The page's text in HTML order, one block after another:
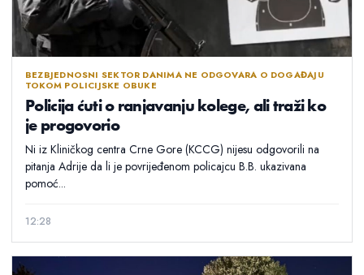
BEZBJEDNOSNI SEKTOR DANIMA NE ODGOVARA O DOGAĐAJU
TOKOM POLICIJSKE OBUKE
Policija ćuti o ranjavanju kolege, ali traži ko
je progovorio
Ni iz Kliničkog centra Crne Gore (KCCG) nijesu odgovorili na
pitanja Adrije da li je povrijeđenom policajcu B.B. ukazivana
pomoć...
12:28